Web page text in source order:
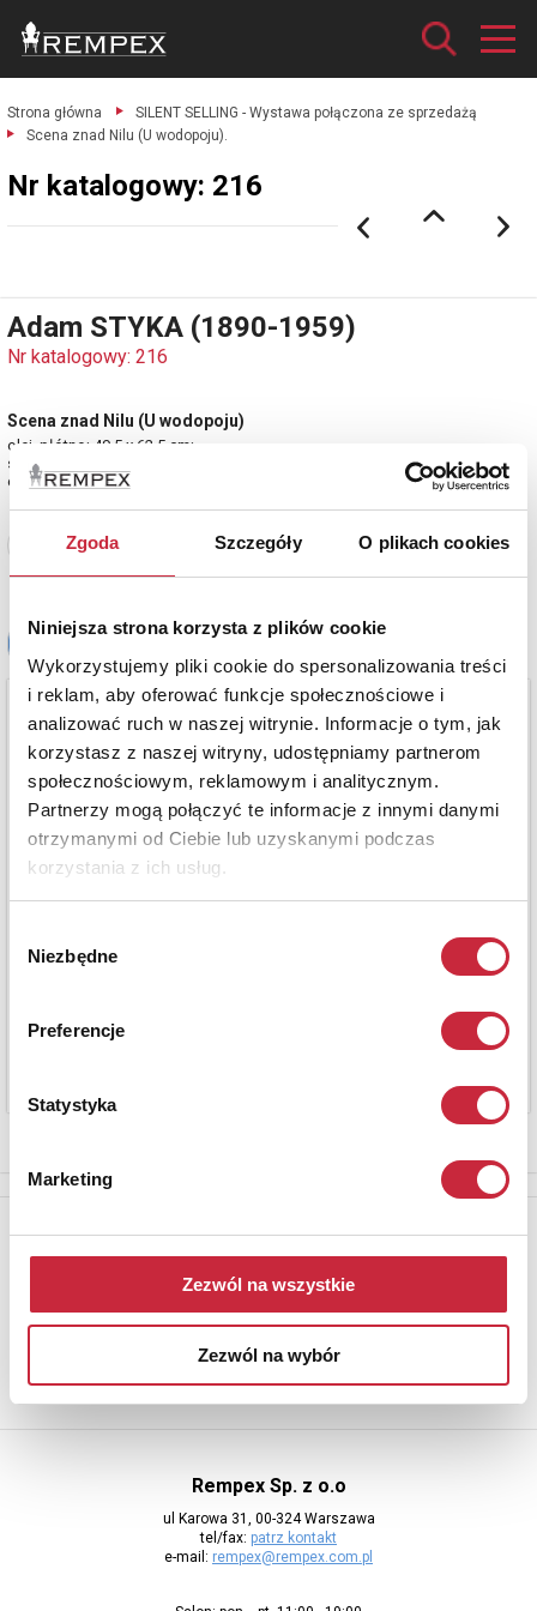
Zgoda Szczegóły O plikach cookies
Niniejsza strona korzysta z plików cookie
Wykorzystujemy pliki cookie do spersonalizowania treści
i reklam, aby oferować funkcje społecznościowe i
analizować ruch w naszej witrynie. Informacje o tym, jak
korzystasz z naszej witryny, udostępniamy partnerom
społecznościowym, reklamowym i analitycznym.
Partnerzy mogą połączyć te informacje z innymi danymi
otrzymanymi od Ciebie lub uzyskanymi podczas
korzystania z ich usług.
zgody
Niezbędne
Preferencje
Statystyka
Marketing
Zezwól na wszystkie
Zezwól na wybór
Strona główna
SILENT SELLING - Wystawa połączona ze sprzedażą
Scena znad Nilu (U wodopoju).
Nr katalogowy: 216
Adam STYKA (1890-1959)
Nr katalogowy: 216
Scena znad Nilu (U wodopoju)
olej, płótno; 49,5 x 62,5 cm;
sygn. p. d. w kwadracie: ADAM / STYKA.
estymacja: 160 000 - 180 000 zł
Zobacz pełne informacje
Newsletter
adres e-mail
Rempex Sp. z o.o
ul Karowa 31, 00-324 Warszawa
tel/fax: patrz kontakt
e-mail: rempex@rempex.com.pl